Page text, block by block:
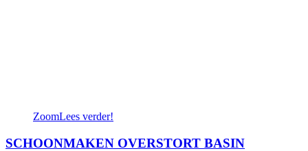
ZoomLees verder!
SCHOONMAKEN OVERSTORT BASIN